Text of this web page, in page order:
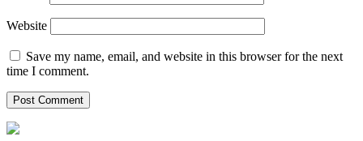
Website
Save my name, email, and website in this browser for the next
time I comment.